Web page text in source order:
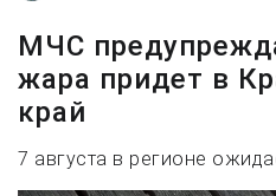
МЧС
жара придет в
край
7 августа в регионе